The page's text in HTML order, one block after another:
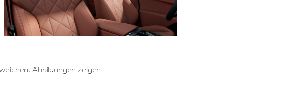
Abbildungen zeigen